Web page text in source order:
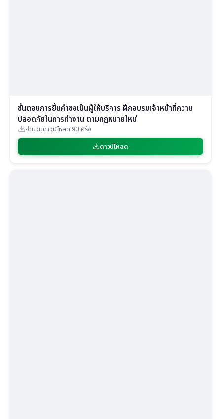
ขั้นตอนการยื่นคำขอเป็นผู้ให้บริการ ฝึกอบรมเจ้าหน้าที่ความ
ปลอดภัยในการทำงาน ตามกฎหมายใหม่
จำนวนดาวน์โหลด 90 ครั้ง
ดาวน์โหลด